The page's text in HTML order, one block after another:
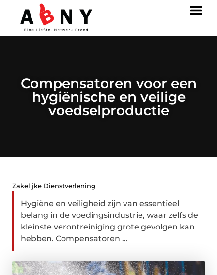
Compensatoren voor een
hygiënische en veilige
voedselproductie
Zakelijke Dienstverlening
Hygiëne en veiligheid zijn van essentieel
belang in de voedingsindustrie, waar zelfs de
kleinste verontreiniging grote gevolgen kan
hebben. Compensatoren ...